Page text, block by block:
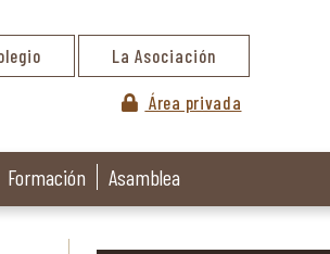
La Asociación
Área privada
Formación Asamblea